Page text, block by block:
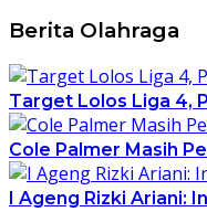
Berita Olahraga
Target Lolos Liga 4,
Cole Palmer Masih
I Ageng Rizki Ariani: